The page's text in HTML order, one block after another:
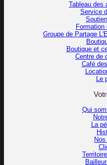
Tableau des
Service
Formation
Groupe de Partage
Boutique et
Centre de
Café
Le
Qui
La